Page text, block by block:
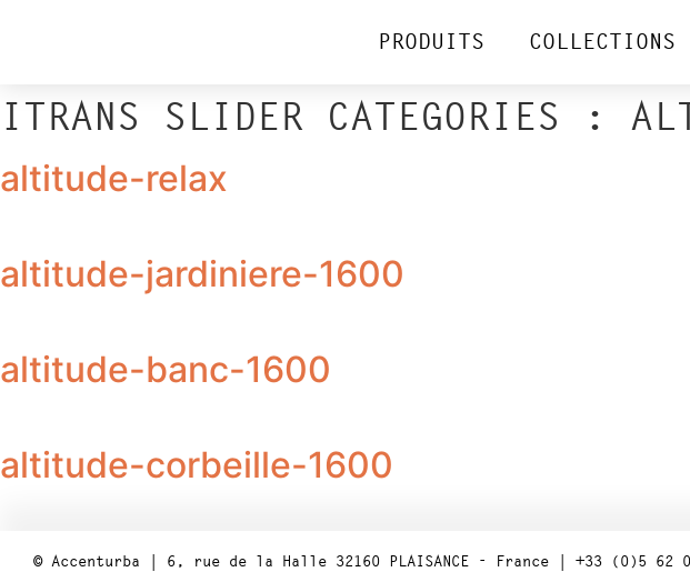
PRODUITS COLLECTIONS
ITRANS SLIDER CATEGORIES :
altitude-relax
altitude-jardiniere-1600
altitude-banc-1600
altitude-corbeille-1600
© Accenturba | 6, rue de la Halle 32160 PLAISANCE - France | +33 (0)5 62